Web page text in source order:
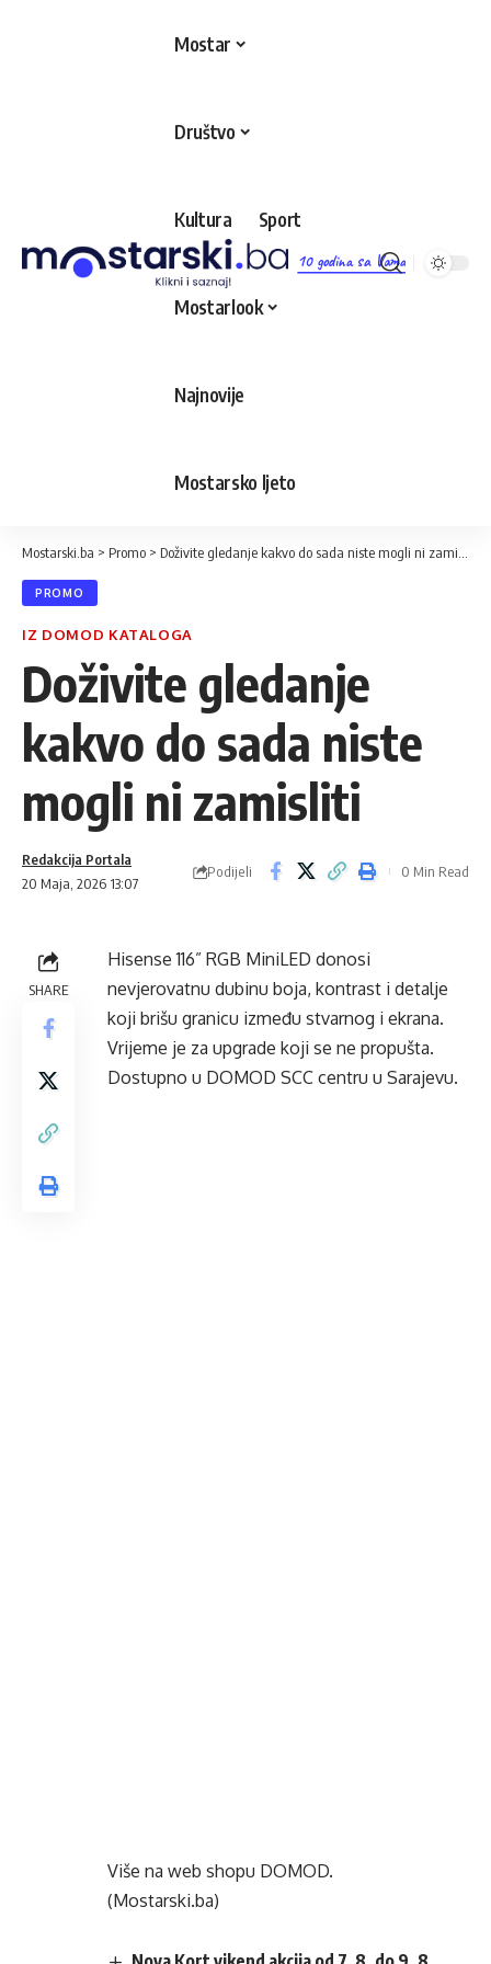
10 godina sa Vama
Mostar
Društvo
Kultura Sport
Mostarlook
Najnovije
Mostarsko ljeto
Mostarski.ba > Promo > Doživite gledanje kakvo do sada niste mogli ni zamisliti
PROMO
IZ DOMOD KATALOGA
Doživite gledanje
kakvo do sada niste
mogli ni zamisliti
20 Maja, 2026 13:07
Redakcija Portala
Podijeli 0 Min Read
SHARE
Hisense 116” RGB MiniLED donosi
nevjerovatnu dubinu boja, kontrast i detalje
koji brišu granicu između stvarnog i ekrana.
Vrijeme je za upgrade koji se ne propušta.
Dostupno u DOMOD SCC centru u Sarajevu.
Više na web shopu DOMOD.
(Mostarski.ba)